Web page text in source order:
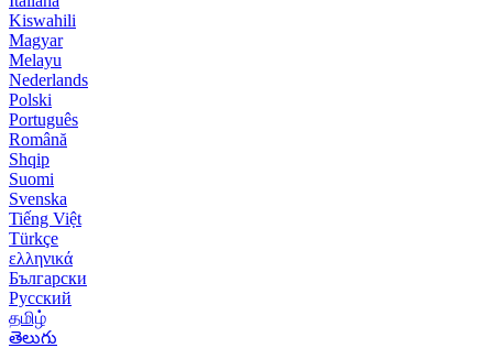
Kiswahili
Magyar
Melayu
Nederlands
Polski
Português
Română
Shqip
Suomi
Svenska
Tiếng Việt
Türkçe
ελληνικά
Български
Русский
தமிழ்
తెలుగు